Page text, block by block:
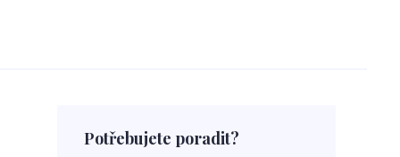
Potřebujete poradit?